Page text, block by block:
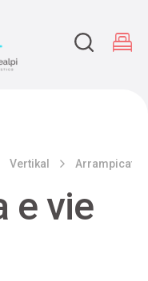
Vertikal Arrampicata
e vie